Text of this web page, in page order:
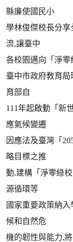
縣廉使國民小
學林俊傑校長分享
流,讓臺中
各校園邁向「淨零
臺中市政府教育
育部自
111年起啟動「新
應氣候變遷
因應法及臺灣「
略目標之推
動,建構「淨零綠
源循環等
國家重要政策納
候和自然危
機的韌性與能力,